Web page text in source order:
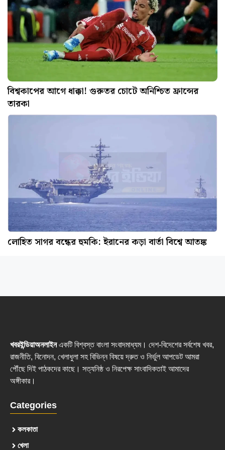
বিশ্বকাপের আগে ধাক্কা! গুরুতর চোটে অনিশ্চিত ফ্রান্সের
তারকা
লোহিত সাগর বন্ধের হুমকি: ইরানের কড়া বার্তা বিশ্বে আতঙ্ক
খবরইন্ডিয়াঅনলাইনএকটি বিশ্বস্ত বাংলা সংবাদমাধ্যম। দেশ-বিদেশের সর্বশেষ খবর,
রাজনীতি, বিনোদন, খেলাধুলা সহ বিভিন্ন বিষয়ে দ্রুত ও নির্ভুল আপডেট আমরা
পৌঁছে দিই পাঠকদের কাছে। সত্যনিষ্ঠ ও নিরপেক্ষ সাংবাদিকতাই আমাদের
অঙ্গীকার।
Categories
কলকাতা
খেলা